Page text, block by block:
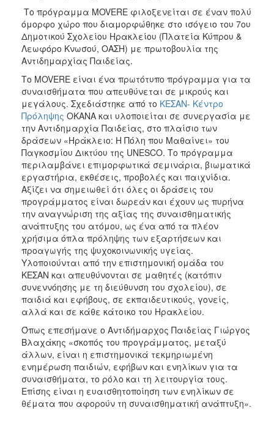
Το πρόγραμμα MOVERE φιλοξενείται σε έναν πολύ
όμορφο χώρο που διαμορφώθηκε στο ισόγειο του 7ου
Δημοτικού Σχολείου Ηρακλείου (Πλατεία Κύπρου &
Λεωφόρο Κνωσού, ΟΑΣΗ) με πρωτοβουλία της
Αντιδημαρχίας Παιδείας.
Το MOVERE είναι ένα πρωτότυπο πρόγραμμα για τα
συναισθήματα που απευθύνεται σε μικρούς και
μεγάλους. Σχεδιάστηκε από το ΚΕΣΑΝ- Κέντρο
Πρόληψης ΟΚΑΝΑ και υλοποιείται σε συνεργασία με
την Αντιδημαρχία Παιδείας, στο πλαίσιο των
δράσεων «Ηράκλειο: Η Πόλη που Μαθαίνει» του
Παγκοσμίου Δικτύου της UNESCO. Το πρόγραμμα
περιλαμβάνει επιμορφωτικά σεμινάρια, βιωματικά
εργαστήρια, εκθέσεις, προβολές και παιχνίδια.
Αξίζει να σημειωθεί ότι όλες οι δράσεις του
προγράμματος είναι δωρεάν και έχουν ως πυρήνα
την αναγνώριση της αξίας της συναισθηματικής
ανάπτυξης του ατόμου, ως ένα από τα πλέον
χρήσιμα όπλα πρόληψης των εξαρτήσεων και
προαγωγής της ψυχοκοινωνικής υγείας.
Υλοποιούνται από την επιστημονική ομάδα του
ΚΕΣΑΝ και απευθύνονται σε μαθητές (κατόπιν
συνεννόησης με τη διεύθυνση του σχολείου), σε
παιδιά και εφήβους, σε εκπαιδευτικούς, γονείς,
αλλά και σε κάθε κάτοικο του Ηρακλείου.
Όπως επεσήμανε ο Αντιδήμαρχος Παιδείας Γιώργος
Βλαχάκης «σκοπός του προγράμματος, μεταξύ
άλλων, είναι η επιστημονικά τεκμηριωμένη
ενημέρωση παιδιών, εφήβων και ενηλίκων για τα
συναισθήματα, το ρόλο και τη λειτουργία τους.
Επίσης είναι η ευαισθητοποίηση των ενηλίκων σε
θέματα που αφορούν τη συναισθηματική ανάπτυξη».